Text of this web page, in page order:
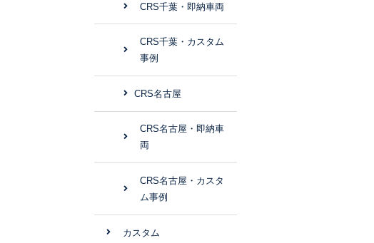
CRS千葉・即納車両
CRS千葉・カスタム
事例
CRS名古屋
CRS名古屋・即納車
両
CRS名古屋・カスタ
ム事例
カスタム